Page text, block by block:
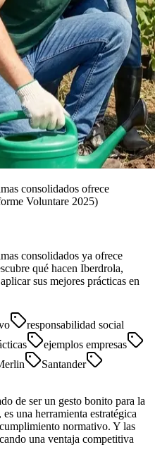
consolidados ofrece
Voluntare 2025)
consolidados ya ofrece
qué hacen Iberdrola,
sus mejores prácticas en
responsabilidad social
ejemplos empresas
Santander
de ser un gesto bonito para la
una herramienta estratégica
normativo. Y las
una ventaja competitiva